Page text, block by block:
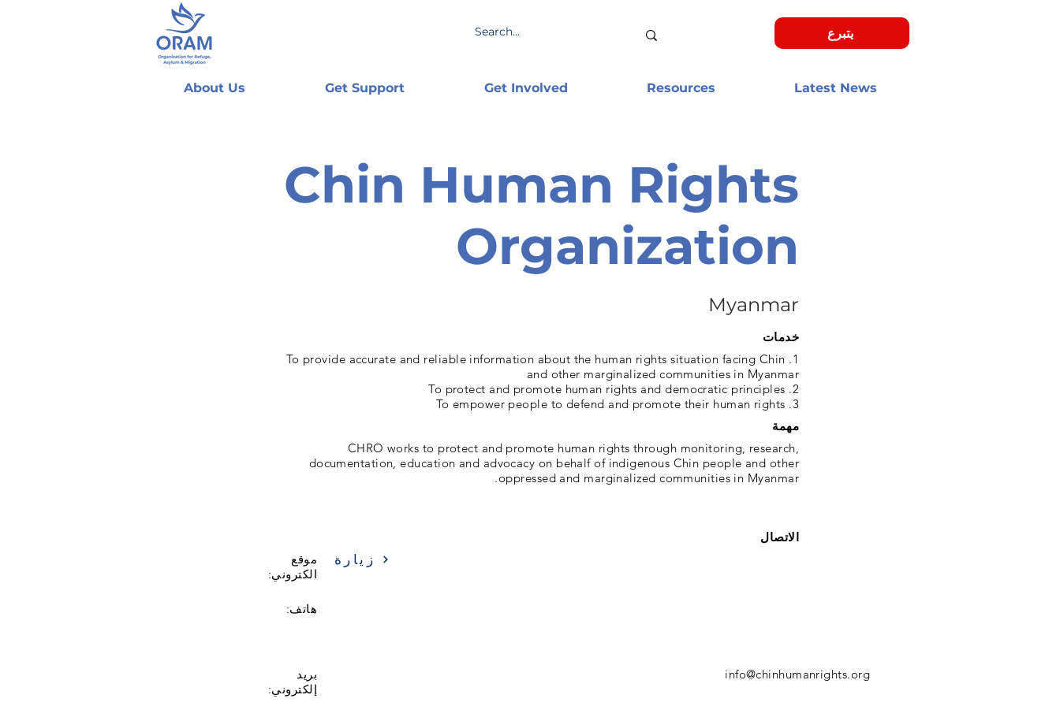
يتبرع
About Us Get Support Get Involved Resources Latest News
Chin Human Rights
Organization
Myanmar
خدمات
1. To provide accurate and reliable information about the human rights situation facing Chin
and other marginalized communities in Myanmar
2. To protect and promote human rights and democratic principles
3. To empower people to defend and promote their human rights
مهمة
CHRO works to protect and promote human rights through monitoring, research,
documentation, education and advocacy on behalf of indigenous Chin people and other
oppressed and marginalized communities in Myanmar.
الاتصال
موقع
الكتروني:
زيارة
هاتف:
بريد
إلكتروني:
info@chinhumanrights.org